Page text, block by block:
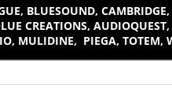
BLUESOUND,
CREATIONS,
MULIDINE, PIEGA, TOTEM,